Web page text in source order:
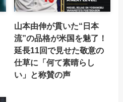
山本由伸が貫いた“日本
流”の品格が米国を魅了！
延長11回で見せた敬意の
仕草に「何て素晴らし
い」と称賛の声